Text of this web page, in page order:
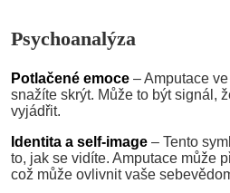
Psychoanalýza
Potlačené emoce – Amputace
snažíte skrýt. Může to být signál,
vyjádřit.
Identita a self-image – Tento
to, jak se vidíte. Amputace může
což může ovlivnit vaše